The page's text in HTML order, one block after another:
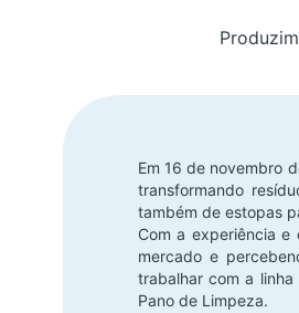
Em 16 de novembro
transformando
também de estopas
Com a experiência
mercado e
trabalhar com a
Pano de Limpeza.